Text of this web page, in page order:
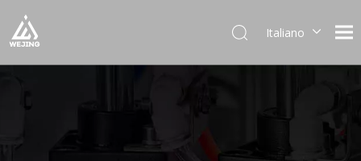
Italiano
Español